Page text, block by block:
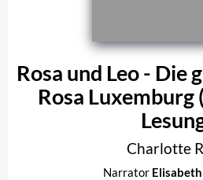
Rosa und Leo - Die
Rosa
Charlotte
Narrator